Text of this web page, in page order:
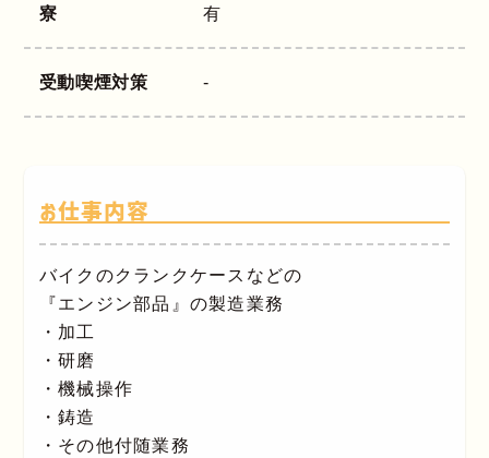
寮 有
受動喫煙対策 -
お仕事内容
バイクのクランクケースなどの
『エンジン部品』の製造業務
・加工
・研磨
・機械操作
・鋳造
・その他付随業務